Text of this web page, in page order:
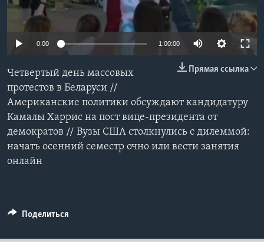
Learning English
Языки
0:00 1:00:00
Прямая ссылка
Четвертый день массовых
протестов в Беларуси //
Американские политики обсуждают кандидатуру
Камалы Харрис на пост вице-президента от
демократов // Вузы США столкнулись с дилеммой:
начать осенний семестр очно или вести занятия
онлайн
Поделиться